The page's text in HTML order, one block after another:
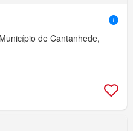
de Cantanhede,